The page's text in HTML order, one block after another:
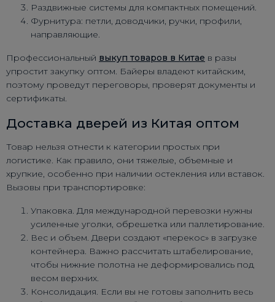
Раздвижные системы для компактных помещений.
Фурнитура: петли, доводчики, ручки, профили,
направляющие.
Профессиональный выкуп товаров в Китае в разы
упростит закупку оптом. Байеры владеют китайским,
поэтому проведут переговоры, проверят документы и
сертификаты.
Доставка дверей из Китая оптом
Товар нельзя отнести к категории простых при
логистике. Как правило, они тяжелые, объемные и
хрупкие, особенно при наличии остекления или вставок.
Вызовы при транспортировке:
Упаковка. Для международной перевозки нужны
усиленные уголки, обрешетка или паллетирование.
Вес и объем. Двери создают «перекос» в загрузке
контейнера. Важно рассчитать штабелирование,
чтобы нижние полотна не деформировались под
весом верхних.
Консолидация. Если вы не готовы заполнить весь